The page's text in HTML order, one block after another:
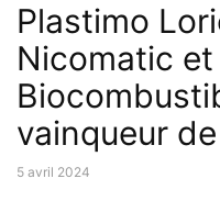
Plastimo
Nicomatic et
vainqueur
5 avril 2024